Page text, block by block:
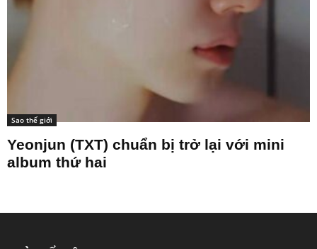
Sao thế giới
Yeonjun (TXT) chuẩn bị trở lại với mini
album thứ hai